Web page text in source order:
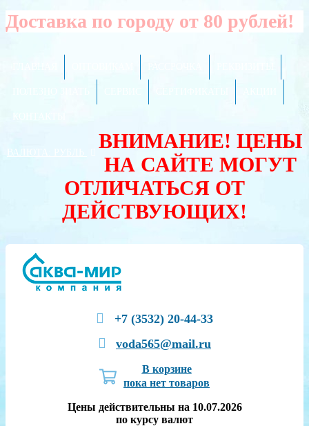
Доставка по городу от 80 рублей!
ВАЛЮТА:
ВНИМАНИЕ! ЦЕНЫ
НА САЙТЕ МОГУТ
ОТЛИЧАТЬСЯ ОТ
ДЕЙСТВУЮЩИХ!
+7 (3532) 20-44-33
voda565@mail.ru
В корзине
пока нет товаров
Цены действительны на 10.07.2026
по курсу валют